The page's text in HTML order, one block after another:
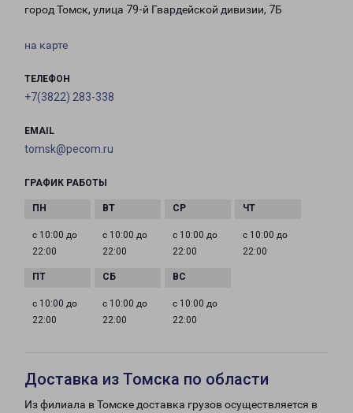
город Томск, улица 79-й Гвардейской дивизии, 7Б
на карте
ТЕЛЕФОН
+7(3822) 283-338
EMAIL
tomsk@pecom.ru
ГРАФИК РАБОТЫ
с 10:00 до
22:00
с 10:00 до
22:00
с 10:00 до
22:00
с 10:00 до
22:00
с 10:00 до
22:00
с 10:00 до
22:00
с 10:00 до
22:00
Доставка из Томска по области
Из филиала в Томске доставка грузов осуществляется в